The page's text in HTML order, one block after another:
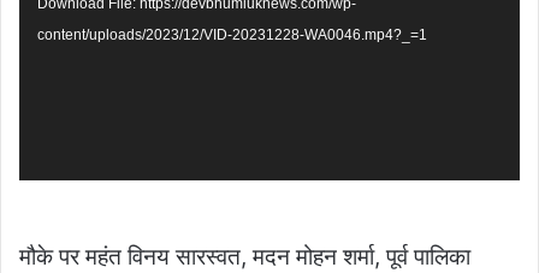
Download File: https://devbhumiuknews.com/wp-
content/uploads/2023/12/VID-20231228-WA0046.mp4?_=1
मौके पर महंत विनय सारस्वत, मदन मोहन शर्मा, पूर्व पालिका